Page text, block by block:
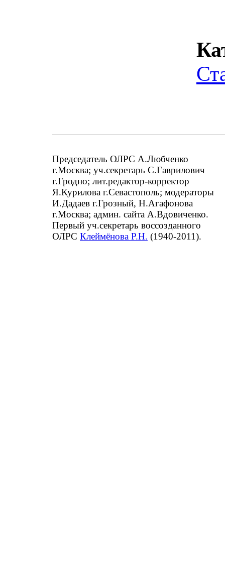
Председатель ОЛРС А.Любченко
г.Москва; уч.секретарь С.Гаврилович
г.Гродно; лит.редактор-корректор
Я.Курилова г.Севастополь; модераторы
И.Дадаев г.Грозный, Н.Агафонова
г.Москва; админ. сайта А.Вдовиченко.
Первый уч.секретарь воссозданного
ОЛРС Клеймёнова Р.Н. (1940-2011).